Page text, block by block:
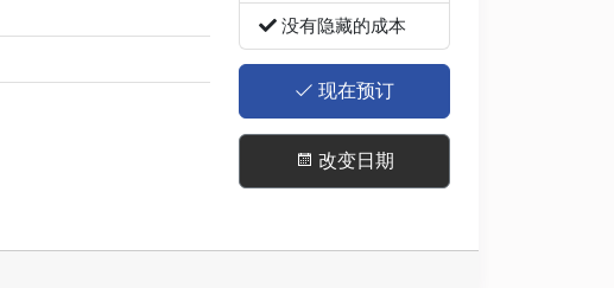
没有隐藏的成本
现在预订
改变日期